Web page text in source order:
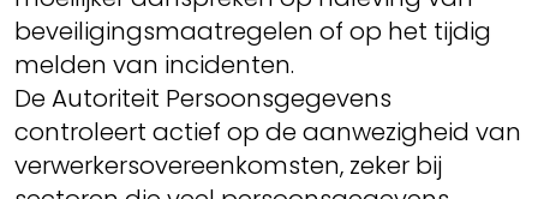
beveiligingsmaatregelen of op het tijdig
melden van incidenten.
De Autoriteit Persoonsgegevens
controleert actief op de aanwezigheid van
verwerkersovereenkomsten, zeker bij